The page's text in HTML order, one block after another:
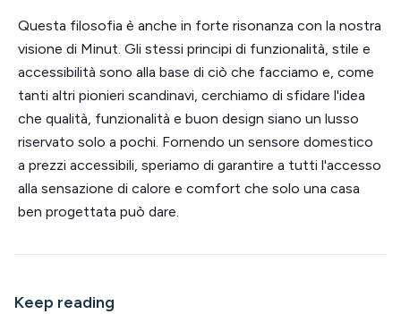
Questa filosofia è anche in forte risonanza con la nostra
visione di Minut. Gli stessi principi di funzionalità, stile e
accessibilità sono alla base di ciò che facciamo e, come
tanti altri pionieri scandinavi, cerchiamo di sfidare l'idea
che qualità, funzionalità e buon design siano un lusso
riservato solo a pochi. Fornendo un sensore domestico
a prezzi accessibili, speriamo di garantire a tutti l'accesso
alla sensazione di calore e comfort che solo una casa
ben progettata può dare.
Keep reading